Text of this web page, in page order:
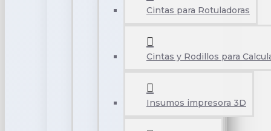
Cintas para Rotuladoras
Cintas y Rodillos para
Insumos impresora 3D